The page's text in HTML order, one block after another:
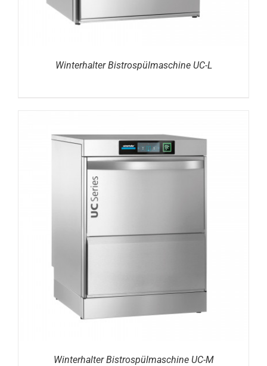
Winterhalter Bistrospülmaschine UC-L
Winterhalter Bistrospülmaschine UC-M